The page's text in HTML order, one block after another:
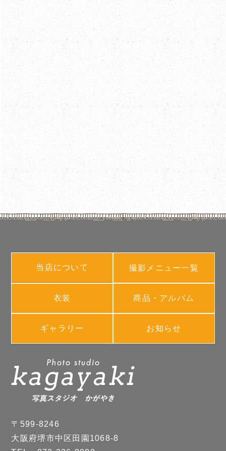
当店について 撮影メニュー一覧
衣装 商品・アルバム
ギャラリー お知らせ
〒599-8246
大阪府堺市中区田園1068-8